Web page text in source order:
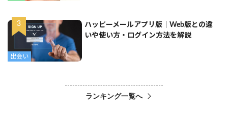
出会い
ハッピーメールアプリ版｜Web版との違
いや使い方・ログイン方法を解説
ランキング一覧へ